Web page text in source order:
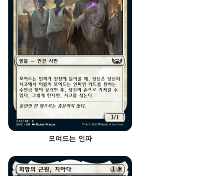
모여드는 인파